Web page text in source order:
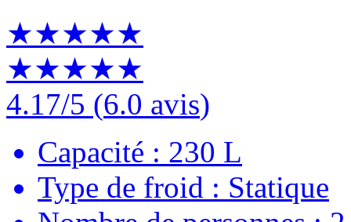
★★★★★
★★★★★
4.17/5 (6.0 avis)
Capacité : 230 L
Type de froid : Statique